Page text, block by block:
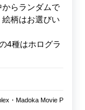
らランダムで
柄はお選びい
4種はホログラ
・Madoka Movie P